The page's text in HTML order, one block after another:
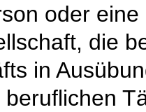
oder
die
in